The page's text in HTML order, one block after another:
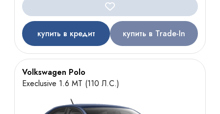
купить в кредит купить в Trade-In
Volkswagen Polo
Execlusive 1.6 MT (110 Л.С.)